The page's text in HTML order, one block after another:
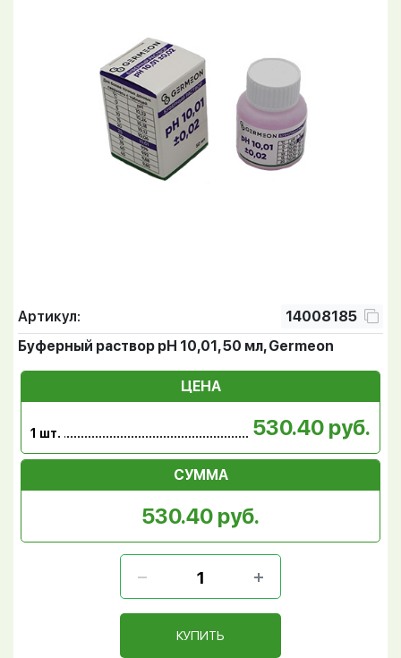
Артикул:
14008185
Буферный раствор pH 10,01, 50 мл, Germeon
ЦЕНА
1 шт. 530.40 руб.
СУММА
530.40 руб.
КУПИТЬ